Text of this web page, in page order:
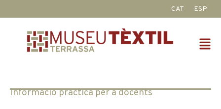
contingut
CAT ESP
Informació pràctica per a docents